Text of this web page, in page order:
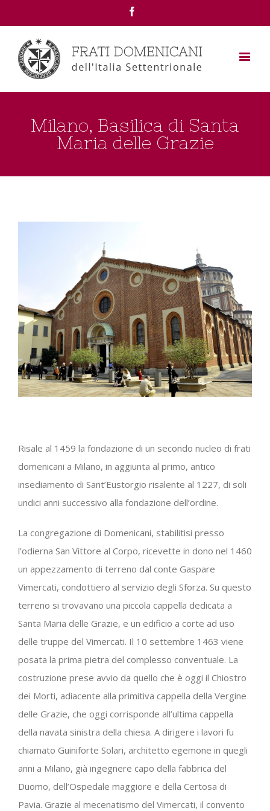
Milano, Basilica di Santa
Maria delle Grazie
Risale al 1459 la fondazione di un secondo nucleo di frati
domenicani a Milano, in aggiunta al primo, antico
insediamento di Sant’Eustorgio risalente al 1227, di soli
undici anni successivo alla fondazione dell’ordine.
La congregazione di Domenicani, stabilitisi presso
l’odierna San Vittore al Corpo, ricevette in dono nel 1460
un appezzamento di terreno dal conte Gaspare
Vimercati, condottiero al servizio degli Sforza. Su questo
terreno si trovavano una piccola cappella dedicata a
Santa Maria delle Grazie, e un edificio a corte ad uso
delle truppe del Vimercati. Il 10 settembre 1463 viene
posata la prima pietra del complesso conventuale. La
costruzione prese avvio da quello che è oggi il Chiostro
dei Morti, adiacente alla primitiva cappella della Vergine
delle Grazie, che oggi corrisponde all’ultima cappella
della navata sinistra della chiesa. A dirigere i lavori fu
chiamato Guiniforte Solari, architetto egemone in quegli
anni a Milano, già ingegnere capo della fabbrica del
Duomo, dell’Ospedale maggiore e della Certosa di
Pavia. Grazie al mecenatismo del Vimercati, il convento